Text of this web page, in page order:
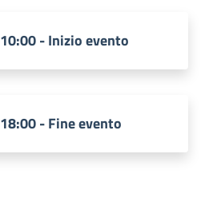
10:00 - Inizio evento
18:00 - Fine evento